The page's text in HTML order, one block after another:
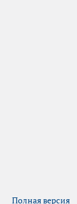
Полная версия